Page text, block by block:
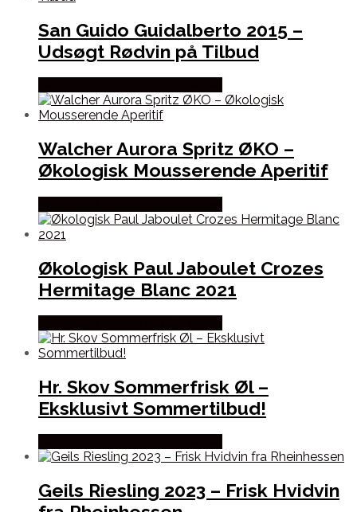
San Guido Guidalberto 2015 –
Udsøgt Rødvin på Tilbud
Walcher Aurora Spritz ØKO –
Økologisk Mousserende Aperitif
Økologisk Paul Jaboulet Crozes
Hermitage Blanc 2021
Hr. Skov Sommerfrisk Øl –
Eksklusivt Sommertilbud!
Geils Riesling 2023 – Frisk Hvidvin